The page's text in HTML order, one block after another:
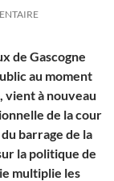
de Gascogne
au moment
vient à nouveau
de la cour
barrage de la
la politique de
multiplie les